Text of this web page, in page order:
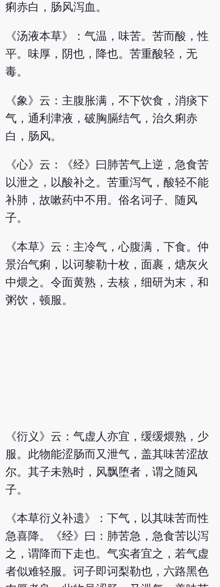
痢赤白，肠风泻血。
《汤液本草》：气温，味苦。苦而酸，性
平。味厚，阴也，降也。苦重酸轻，无
毒。
《象》云：主腹胀满，不下饮食，消痰下
气，通利津液，破胸膈结气，治久痢赤
白，肠风。
《心》云：《经》曰肺苦气上逆，急食苦
以泄之，以酸补之。苦重泻气，酸轻不能
补肺，故嗽药中不用。俗名诃子、随风
子。
《本草》云：主冷气，心腹满，下食。仲
景治气痢，以诃黎勒十枚，面裹，煻灰火
中煨之。令面黄熟，去核，细研为末，和
粥饮，顿服。
《衍义》云：气虚人亦宜，缓缓煨熟，少
服。此物能涩肠而又泄气，盖其味苦涩故
尔。其子未熟时，风飘堕者，谓之随风
子。
《本草衍义补遗》：下气，以其味苦而性
急喜降。《经》曰：肺苦急，急食苦以泻
之，谓降而下走也。气实者宜之，若气虚
者似难轻服。诃子即诃梨勒也，六路黑色